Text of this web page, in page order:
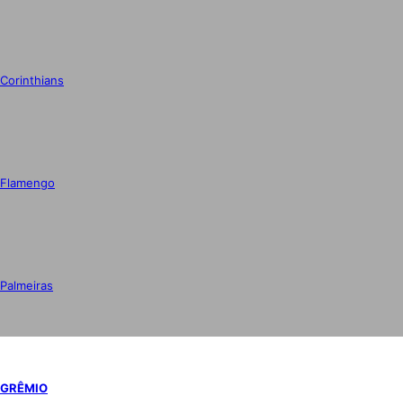
Corinthians
Flamengo
Palmeiras
GRÊMIO